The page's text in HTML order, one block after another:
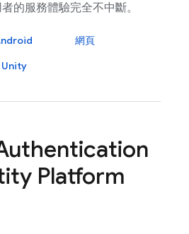
的服務體驗完全不中斷。
網頁
Unity
Platform